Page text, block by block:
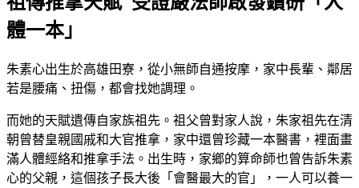
體一本」
朱素心出生於高雄田寮，從小無師自通按摩，家中長輩、鄰居
若是腰痛、扭傷，都會找她調理。
而她的天賦遺傳自家族祖先。祖父曾對家人說，朱家祖先在清
朝曾替皇親國戚和大官推拿，家中還曾珍藏一本醫書，裡面畫
滿人體經絡和推拿手法。出生時，家鄉的算命師也曾告訴朱素
心的父親，這個孩子長大後「會醫最大的官」，一人可以養一